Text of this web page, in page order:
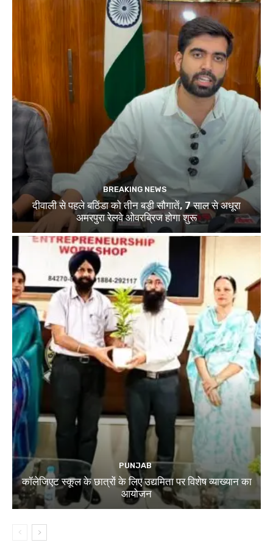
BREAKING NEWS
दीवाली से पहले बठिंडा को तीन बड़ी सौगातें, 7 साल से अधूरा
अमरपुरा रेलवे ओवरब्रिज होगा शुरू
PUNJAB
कॉलेजिएट स्कूल के छात्रों के लिए उद्यमिता पर विशेष व्याख्यान का
आयोजन